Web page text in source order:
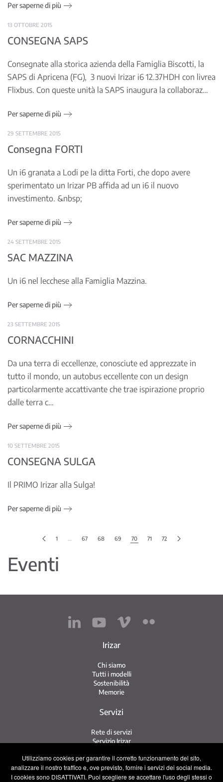
Utilizziamo cookies per garantire il corretto funzionamento del sito,
analizzare il nostro traffico e, ove previsto, fornire i servizi dei social media.
I cookies sono DISATTIVATI. Puoi scegliere se accettare l'uso degli stessi o
Per saperne di più
13 OTTOBRE 2015
CONSEGNA SAPS
Consegnate alla storica azienda della Famiglia Biscotti, la
SAPS di Apricena (FG), 3 nuovi Irizar i6 12.37HDH con livrea
Flixbus. Con queste unità la SAPS inaugura la collaboraz…
Per saperne di più
29 SETTEMBRE 2015
Consegna FORTI
Un i6 granata a Lodi pe la ditta Forti, che dopo avere
sperimentato un Irizar PB affida ad un i6 il nuovo
investimento. &nbsp;
Per saperne di più
24 SETTEMBRE 2015
SAC MAZZINA
Un i6 nel lecchese alla Famiglia Mazzina.
Per saperne di più
23 SETTEMBRE 2015
CORNACCHINI
Da una terra di eccellenze, conosciute ed apprezzate in
tutto il mondo, un autobus eccellente con un design
particolarmente accattivante che trae ispirazione proprio
dalle terra c…
Per saperne di più
10 SETTEMBRE 2015
CONSEGNA SULGA
Il PRIMO Irizar alla Sulga!
Per saperne di più
1 … 67 68 69 70 71 72
Eventi
Irizar
Chi siamo
Tutti i modelli
Sostenibilità
Memorie
Servizi
Rete di servizi
Servizio Irizar
Usati
Contatto